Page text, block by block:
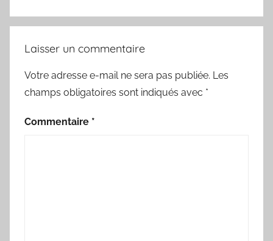
Laisser un commentaire
Votre adresse e-mail ne sera pas publiée. Les
champs obligatoires sont indiqués avec *
Commentaire *